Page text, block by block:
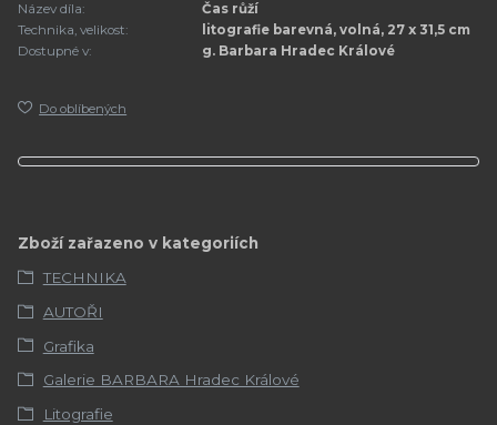
Název díla:
Čas růží
Technika, velikost:
litografie barevná, volná, 27 x 31,5 cm
Dostupné v:
g. Barbara Hradec Králové
Do oblíbených
Zboží zařazeno v kategoriích
TECHNIKA
AUTOŘI
Grafika
Galerie BARBARA Hradec Králové
Litografie